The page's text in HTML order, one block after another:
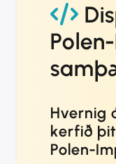
Hvernig
kerfið
Polen-